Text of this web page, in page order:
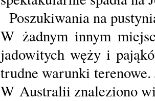
Poszukiwania na
W żadnym innym
jadowitych węży i
trudne warunki
W Australii znaleziono